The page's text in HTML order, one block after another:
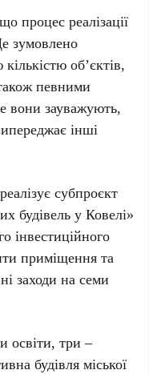
процес реалізації
зумовлено
об’єктів,
певними
вони зауважують,
інші
субпроєкт
будівель у Ковелі»
інвестиційного
приміщення та
заходи на семи
освіти, три –
будівля міської